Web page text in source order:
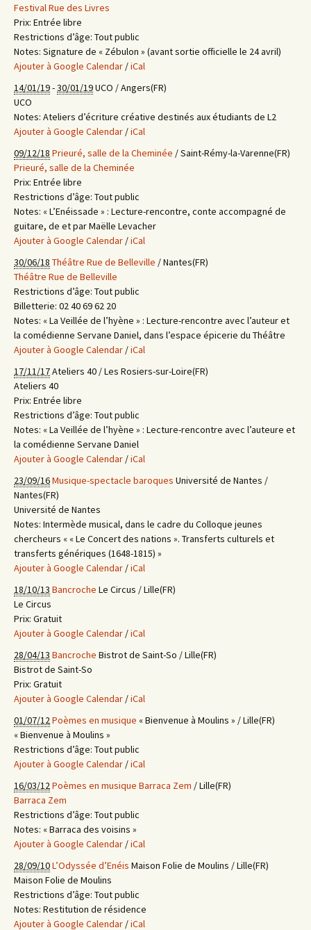
Festival Rue des Livres
Prix: Entrée libre
Restrictions d’âge: Tout public
Notes: Signature de « Zébulon » (avant sortie officielle le 24 avril)
Ajouter à Google Calendar /iCal
14/01/19-30/01/19UCO / Angers(FR)
UCO
Notes: Ateliers d’écriture créative destinés aux étudiants de L2
Ajouter à Google Calendar /iCal
09/12/18 Prieuré, salle de la Cheminée / Saint-Rémy-la-Varenne(FR)
Prieuré, salle de la Cheminée
Prix: Entrée libre
Restrictions d’âge: Tout public
Notes: « L’Enéissade » : Lecture-rencontre, conte accompagné de
guitare, de et par Maëlle Levacher
Ajouter à Google Calendar /iCal
30/06/18 Théâtre Rue de Belleville / Nantes(FR)
Théâtre Rue de Belleville
Restrictions d’âge: Tout public
Billetterie: 02 40 69 62 20
Notes: « La Veillée de l’hyène » : Lecture-rencontre avec l’auteur et
la comédienne Servane Daniel, dans l’espace épicerie du Théâtre
Ajouter à Google Calendar /iCal
17/11/17Ateliers 40 / Les Rosiers-sur-Loire(FR)
Ateliers 40
Prix: Entrée libre
Restrictions d’âge: Tout public
Notes: « La Veillée de l’hyène » : Lecture-rencontre avec l’auteure et
la comédienne Servane Daniel
Ajouter à Google Calendar /iCal
23/09/16Musique-spectacle baroques Université de Nantes /
Nantes(FR)
Université de Nantes
Notes: Intermède musical, dans le cadre du Colloque jeunes
chercheurs « « Le Concert des nations ». Transferts culturels et
transferts génériques (1648-1815) »
Ajouter à Google Calendar /iCal
18/10/13 Bancroche Le Circus / Lille(FR)
Le Circus
Prix: Gratuit
Ajouter à Google Calendar /iCal
28/04/13 Bancroche Bistrot de Saint-So / Lille(FR)
Bistrot de Saint-So
Prix: Gratuit
Ajouter à Google Calendar /iCal
01/07/12Poèmes en musique « Bienvenue à Moulins » / Lille(FR)
« Bienvenue à Moulins »
Restrictions d’âge: Tout public
Ajouter à Google Calendar /iCal
16/03/12Poèmes en musique Barraca Zem / Lille(FR)
Barraca Zem
Restrictions d’âge: Tout public
Notes: « Barraca des voisins »
Ajouter à Google Calendar /iCal
28/09/10L’Odyssée d’Enéis Maison Folie de Moulins / Lille(FR)
Maison Folie de Moulins
Restrictions d’âge: Tout public
Notes: Restitution de résidence
Ajouter à Google Calendar /iCal